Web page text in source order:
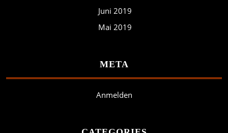
Juni 2019
Mai 2019
META
Anmelden